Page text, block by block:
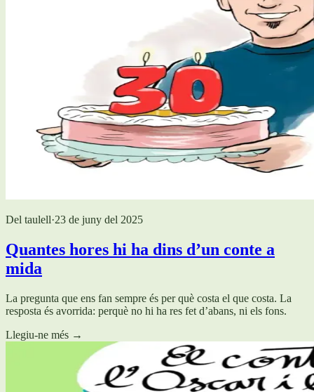
Del taulell·23 de juny del 2025
Quantes hores hi ha dins d’un conte a
mida
La pregunta que ens fan sempre és per què costa el que costa. La
resposta és avorrida: perquè no hi ha res fet d’abans, ni els fons.
Llegiu-ne més →